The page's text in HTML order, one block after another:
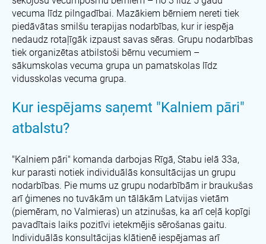
vecuma līdz pilngadībai. Mazākiem bērniem nereti tiek
piedāvātas smilšu terapijas nodarbības, kur ir iespēja
nedaudz rotaļīgāk izpaust savas sēras. Grupu nodarbības
tiek organizētas atbilstoši bērnu vecumiem –
sākumskolas vecuma grupa un pamatskolas līdz
vidusskolas vecuma grupa.
Kur iespējams saņemt "Kalniem pāri"
atbalstu?
"Kalniem pāri" komanda darbojas Rīgā, Stabu ielā 33a,
kur parasti notiek individuālās konsultācijas un grupu
nodarbības. Pie mums uz grupu nodarbībām ir braukušas
arī ģimenes no tuvākām un tālākām Latvijas vietām
(piemēram, no Valmieras) un atzinušas, ka arī ceļā kopīgi
pavadītais laiks pozitīvi ietekmējis sērošanas gaitu.
Individuālās konsultācijas klātienē iespējamas arī